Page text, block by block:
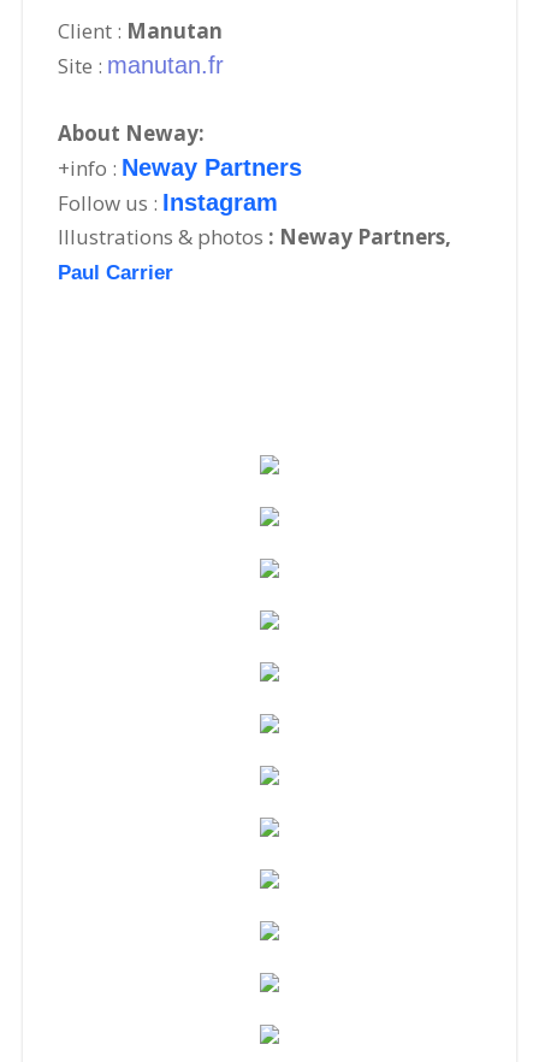
Client : Manutan
Site : manutan.fr
About Neway:
+info : Neway Partners
Follow us : Instagram
Illustrations & photos : Neway Partners,
Paul Carrier